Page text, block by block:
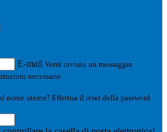
E-mail Verrà inviato un messaggio
necessarie.
nome utente? Effettua il reset della password